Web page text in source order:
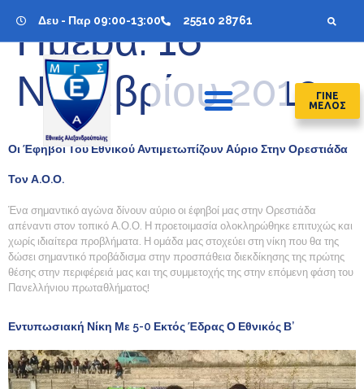
Δευ - Παρ 09:00-13:00 25510 28761
ΓΙΝΕ
ΜΕΛΟΣ
Ημέρα:16
Νοεμβρίου 2019
Οι Έφηβοι Του Εθνικού Αντιμετωπίζουν Αύριο Στην Ορεστιάδα
Τον Α.Ο.Ο.
Ένα σημαντικό αγώνα δίνουν αύριο οι έφηβοί μας στην Ορεστιάδα
απέναντι στον τοπικό Α.Ο.Ο. Η προετοιμασία ολοκληρώθηκε επιτυχώς και
χωρίς ιδιαίτερα προβλήματα. Η ομάδα μας στοχεύει στη νίκη που θα της
δώσει σημαντικό προβάδισμα στην προσπάθεια διεκδίκησης της πρώτης
θέσης στην περιφέρειά μας και της συμμετοχής της στην επόμενη φάση του
Πανελλήνιου πρωταθλήματος!
Εντυπωσιακή Νίκη Με 5-0 Εκτός Έδρας Ο Εθνικός Β’